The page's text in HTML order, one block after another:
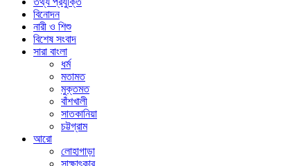
বিনোদন
নারী ও শিশু
বিশেষ সংবাদ
সারা বাংলা
ধর্ম
মতামত
মুক্তমত
বাঁশখালী
সাতকানিয়া
চট্টগ্রাম
আরো
লোহাগাড়া
সাক্ষাৎকার